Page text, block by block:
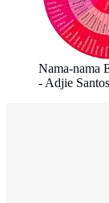
Nama-nama
- Adjie